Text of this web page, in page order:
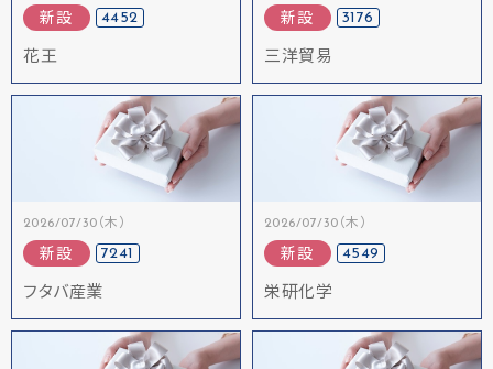
新設 4452
花王
新設 3176
三洋貿易
2026/07/30（木）
新設 7241
フタバ産業
2026/07/30（木）
新設 4549
栄研化学